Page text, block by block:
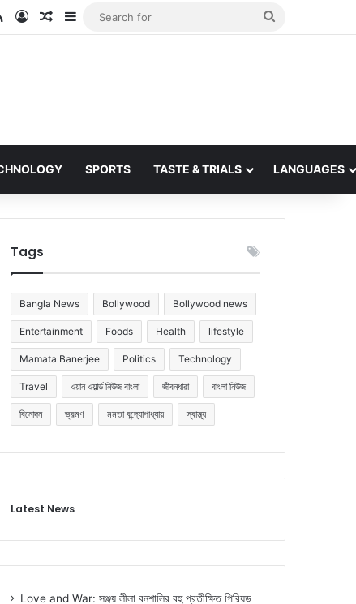
RSS Log InRandom Article
Sidebar
SPORTS TASTE & TRIALS LANGUAGES
Tags
Bangla News Bollywood Bollywood news
Entertainment Foods Health lifestyle
Mamata Banerjee Politics Technology
Travel ওয়ান ওয়ার্ল্ড নিউজ বাংলা জীবনধারা বাংলা নিউজ
বিনোদন ভ্রমণ মমতা বন্দ্যোপাধ্যায় স্বাস্থ্য
Latest News
Love and War: সঞ্জয় লীলা বনশালির বহু প্রতীক্ষিত পিরিয়ড